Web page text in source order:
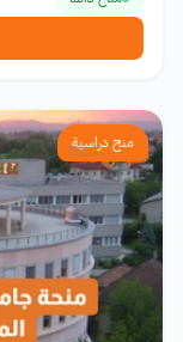
منح دراسية